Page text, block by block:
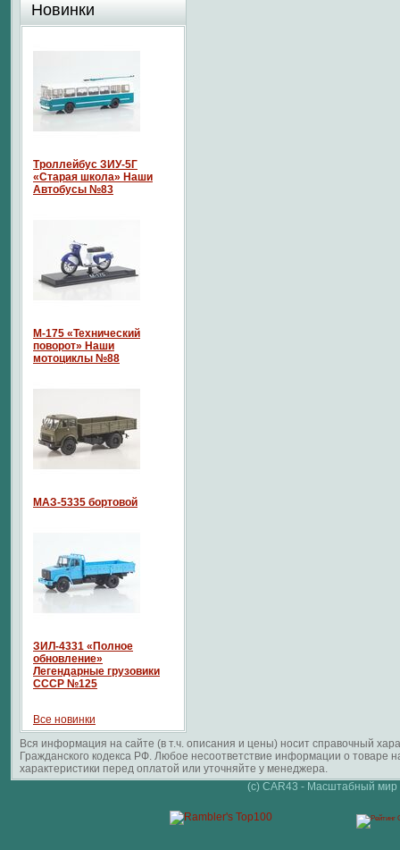
Новинки
Троллейбус ЗИУ-5Г
«Старая школа» Наши
Автобусы №83
М-175 «Технический
поворот» Наши
мотоциклы №88
МАЗ-5335 бортовой
ЗИЛ-4331 «Полное
обновление»
Легендарные грузовики
СССР №125
Все новинки
Вся информация на сайте (в т.ч. описания и цены) носит справочный
Гражданского кодекса РФ. Любое несоответствие информации о
характеристики перед оплатой или уточняйте у менеджера.
(c) CAR43 - Масштабный мир